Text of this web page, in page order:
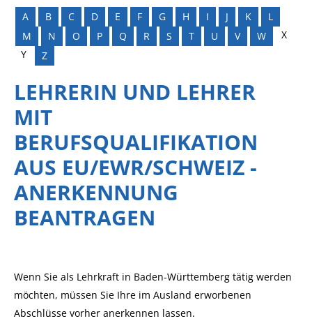
A B C D E F G H I J K
L
M
N O P Q R S T U V W
X
Y
Z
LEHRERIN UND LEHRER
MIT
BERUFSQUALIFIKATION
AUS EU/EWR/SCHWEIZ -
ANERKENNUNG
BEANTRAGEN
Wenn Sie als Lehrkraft in Baden-Württemberg tätig werden
möchten, müssen Sie Ihre im Ausland erworbenen
Abschlüsse vorher anerkennen lassen.